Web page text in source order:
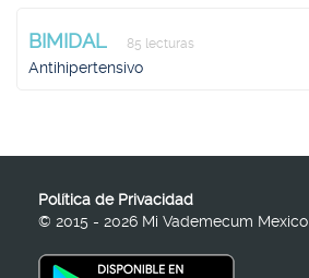
BIMIDAL 85 lecturas
Antihipertensivo
Política de Privacidad
© 2015 - 2026 Mi Vademecum Mexico